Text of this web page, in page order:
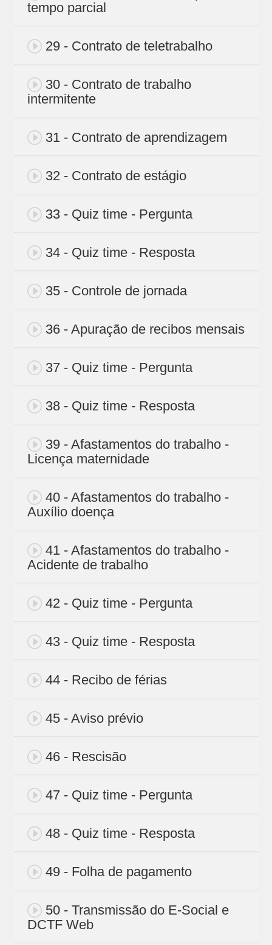
tempo parcial
29 - Contrato de teletrabalho
30 - Contrato de trabalho
intermitente
31 - Contrato de aprendizagem
32 - Contrato de estágio
33 - Quiz time - Pergunta
34 - Quiz time - Resposta
35 - Controle de jornada
36 - Apuração de recibos mensais
37 - Quiz time - Pergunta
38 - Quiz time - Resposta
39 - Afastamentos do trabalho -
Licença maternidade
40 - Afastamentos do trabalho -
Auxílio doença
41 - Afastamentos do trabalho -
Acidente de trabalho
42 - Quiz time - Pergunta
43 - Quiz time - Resposta
44 - Recibo de férias
45 - Aviso prévio
46 - Rescisão
47 - Quiz time - Pergunta
48 - Quiz time - Resposta
49 - Folha de pagamento
50 - Transmissão do E-Social e
DCTF Web